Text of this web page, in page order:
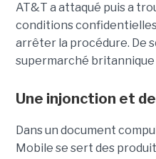
AT&T a attaqué puis a
conditions
arrêter la procédure. De
supermarché
Une injonction et
Dans un document
Mobile se sert des